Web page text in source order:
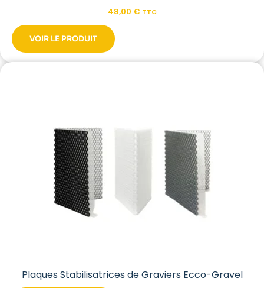
48,00 € TTC
VOIR LE PRODUIT
Plaques Stabilisatrices de Graviers Ecco-Gravel